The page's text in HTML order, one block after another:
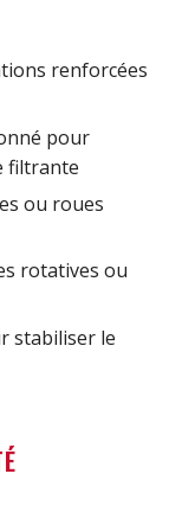
renforcées
pour
filtrante
ou roues
rotatives ou
stabiliser le